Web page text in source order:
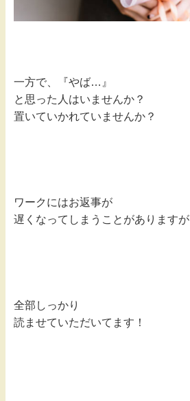
一方で、『やば…』
と思った人はいませんか？
置いていかれていませんか？
ワークにはお返事が
遅くなってしまうことがありますが
全部しっかり
読ませていただいてます！